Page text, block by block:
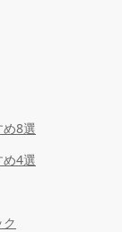
め8選
め4選